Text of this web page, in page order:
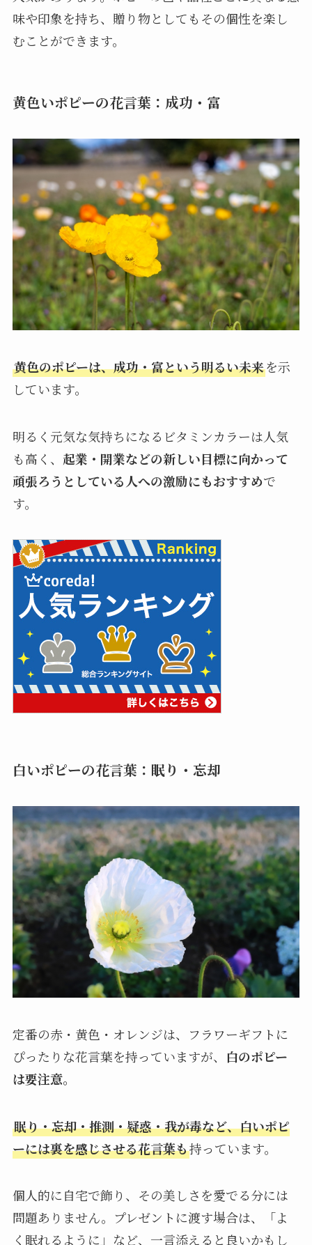
味や印象を持ち、贈り物としてもその個性を楽し
むことができます。
黄色いポピーの花言葉：成功・富
黄色のポピーは、成功・富という明るい未来を示
しています。
明るく元気な気持ちになるビタミンカラーは人気
も高く、 起業・開業などの新しい目標に向かって
頑張ろうとしている人への激励にもおすすめで
す。
白いポピーの花言葉：眠り・忘却
定番の赤・黄色・オレンジは、フラワーギフトに
ぴったりな花言葉を持っていますが、 白のポピー
は要注意。
眠り・忘却・推測・疑惑・我が毒など、白いポピ
ーには裏を感じさせる花言葉も持っています。
個人的に自宅で飾り、その美しさを愛でる分には
問題ありません。プレゼントに渡す場合は、「よ
く眠れるように」など、一言添えると良いかもし